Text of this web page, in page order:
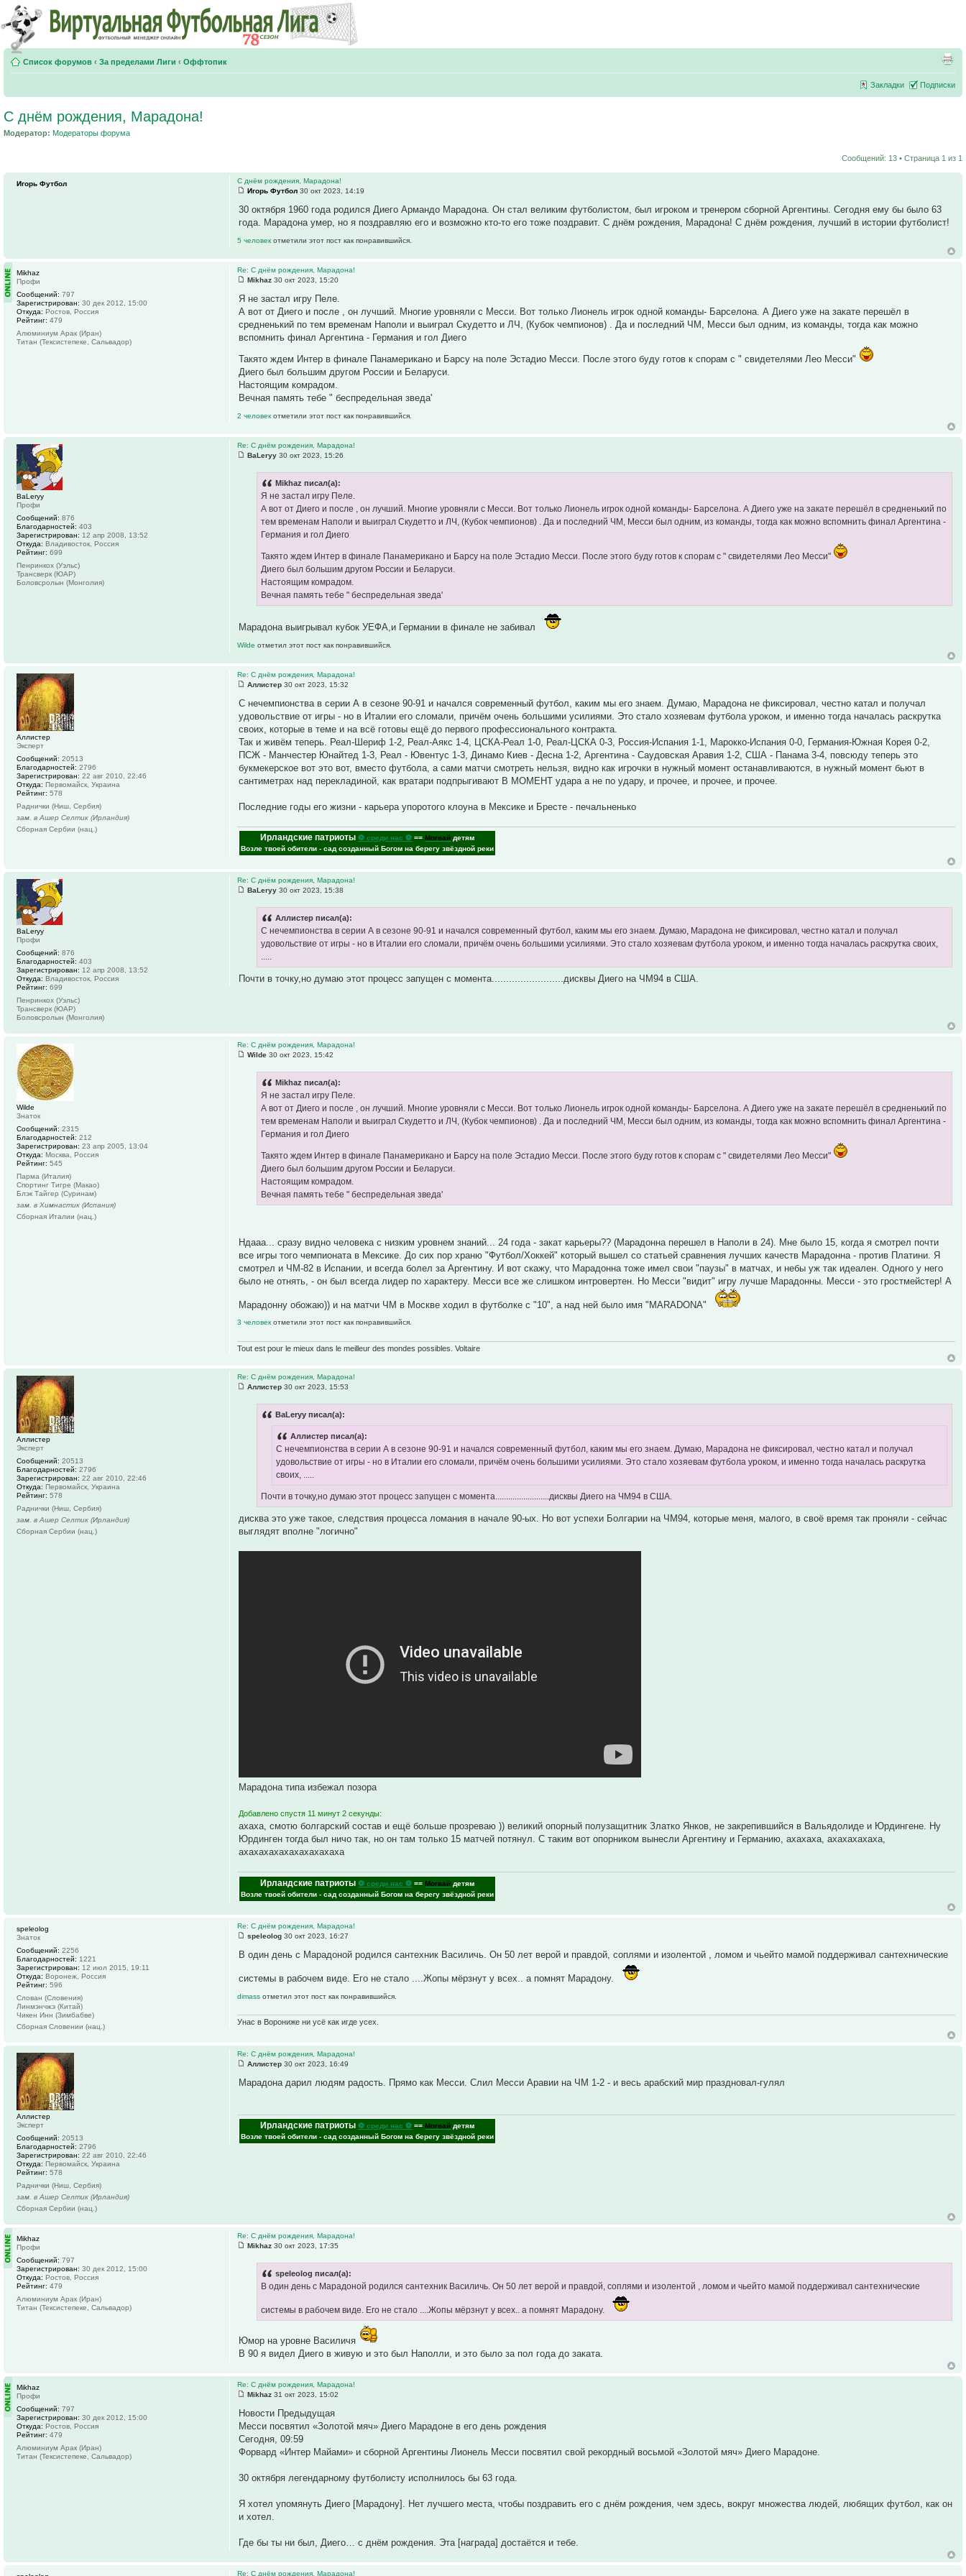
Список форумов ‹ За пределами Лиги ‹ Оффтопик
Закладки Подписки
С днём рождения, Марадона!
Модератор: Модераторы форума
Сообщений: 13 • Страница 1 из 1
С днём рождения, Марадона!
Игорь Футбол 30 окт 2023, 14:19
30 октября 1960 года родился Диего Армандо Марадона. Он стал великим футболистом, был игроком и тренером сборной Аргентины. Сегодня ему бы было 63
года. Марадона умер, но я поздравляю его и возможно кто-то его тоже поздравит. С днём рождения, Марадона! С днём рождения, лучший в истории футболист!
5 человекотметили этот пост как понравившийся.
Игорь Футбол
Re: С днём рождения, Марадона!
Mikhaz 30 окт 2023, 15:20
Я не застал игру Пеле.
А вот от Диего и после , он лучший. Многие уровняли с Месси. Вот только Лионель игрок одной команды- Барселона. А Диего уже на закате перешёл в
средненький по тем временам Наполи и выиграл Скудетто и ЛЧ, (Кубок чемпионов) . Да и последний ЧМ, Месси был одним, из команды, тогда как можно
вспомнить финал Аргентина - Германия и гол Диего
Такято ждем Интер в финале Панамерикано и Барсу на поле Эстадио Месси. После этого буду готов к спорам с " свидетелями Лео Месси"
Диего был большим другом России и Беларуси.
Настоящим комрадом.
Вечная память тебе " беспредельная зведа'
2 человекотметили этот пост как понравившийся.
Mikhaz
Профи
Сообщений: 797
Зарегистрирован: 30 дек 2012, 15:00
Откуда: Ростов, Россия
Рейтинг: 479
Алюминиум Арак (Иран)
Титан (Тексистепеке, Сальвадор)
Re: С днём рождения, Марадона!
ВаLeryy 30 окт 2023, 15:26
Mikhaz писал(а):
Я не застал игру Пеле.
А вот от Диего и после , он лучший. Многие уровняли с Месси. Вот только Лионель игрок одной команды- Барселона. А Диего уже на закате перешёл в средненький по
тем временам Наполи и выиграл Скудетто и ЛЧ, (Кубок чемпионов) . Да и последний ЧМ, Месси был одним, из команды, тогда как можно вспомнить финал Аргентина -
Германия и гол Диего
Такято ждем Интер в финале Панамерикано и Барсу на поле Эстадио Месси. После этого буду готов к спорам с " свидетелями Лео Месси"
Диего был большим другом России и Беларуси.
Настоящим комрадом.
Вечная память тебе " беспредельная зведа'
Марадона выигрывал кубок УЕФА,и Германии в финале не забивал
Wildeотметил этот пост как понравившийся.
ВаLeryy
Профи
Сообщений: 876
Благодарностей: 403
Зарегистрирован: 12 апр 2008, 13:52
Откуда: Владивосток, Россия
Рейтинг: 699
Пенринкох (Уэльс)
Трансверк (ЮАР)
Боловсролын (Монголия)
Re: С днём рождения, Марадона!
Аллистер 30 окт 2023, 15:32
С нечемпионства в серии А в сезоне 90-91 и начался современный футбол, каким мы его знаем. Думаю, Марадона не фиксировал, честно катал и получал
удовольствие от игры - но в Италии его сломали, причём очень большими усилиями. Это стало хозяевам футбола уроком, и именно тогда началась раскрутка
своих, которые в теме и на всё готовы ещё до первого профессионального контракта.
Так и живём теперь. Реал-Шериф 1-2, Реал-Аякс 1-4, ЦСКА-Реал 1-0, Реал-ЦСКА 0-3, Россия-Испания 1-1, Марокко-Испания 0-0, Германия-Южная Корея 0-2,
ПСЖ - Манчестер Юнайтед 1-3, Реал - Ювентус 1-3, Динамо Киев - Десна 1-2, Аргентина - Саудовская Аравия 1-2, США - Панама 3-4, повсюду теперь это
букмекерское вот это вот, вместо футбола, а сами матчи смотреть нельзя, видно как игрочки в нужный момент останавливаются, в нужный момент бьют в
сантиметрах над перекладиной, как вратари подпрыгивают В МОМЕНТ удара а не по удару, и прочее, и прочее, и прочее.
Последние годы его жизни - карьера упоротого клоуна в Мексике и Бресте - печальненько
Ирландские патриоты ⚽ среди нас ⚽ ==Могвай детям
Возле твоей обители - сад созданный Богом на берегу звёздной реки
Аллистер
Эксперт
Сообщений: 20513
Благодарностей: 2796
Зарегистрирован: 22 авг 2010, 22:46
Откуда: Первомайск, Украина
Рейтинг: 578
Раднички (Ниш, Сербия)
зам. в Ашер Селтик (Ирландия)
Сборная Сербии (нац.)
Re: С днём рождения, Марадона!
ВаLeryy 30 окт 2023, 15:38
Аллистер писал(а):
С нечемпионства в серии А в сезоне 90-91 и начался современный футбол, каким мы его знаем. Думаю, Марадона не фиксировал, честно катал и получал
удовольствие от игры - но в Италии его сломали, причём очень большими усилиями. Это стало хозяевам футбола уроком, и именно тогда началась раскрутка своих,
.....
Почти в точку,но думаю этот процесс запущен с момента.........................дисквы Диего на ЧМ94 в США.
ВаLeryy
Профи
Сообщений: 876
Благодарностей: 403
Зарегистрирован: 12 апр 2008, 13:52
Откуда: Владивосток, Россия
Рейтинг: 699
Пенринкох (Уэльс)
Трансверк (ЮАР)
Боловсролын (Монголия)
Re: С днём рождения, Марадона!
Wilde 30 окт 2023, 15:42
Mikhaz писал(а):
Я не застал игру Пеле.
А вот от Диего и после , он лучший. Многие уровняли с Месси. Вот только Лионель игрок одной команды- Барселона. А Диего уже на закате перешёл в средненький по
тем временам Наполи и выиграл Скудетто и ЛЧ, (Кубок чемпионов) . Да и последний ЧМ, Месси был одним, из команды, тогда как можно вспомнить финал Аргентина -
Германия и гол Диего
Такято ждем Интер в финале Панамерикано и Барсу на поле Эстадио Месси. После этого буду готов к спорам с " свидетелями Лео Месси"
Диего был большим другом России и Беларуси.
Настоящим комрадом.
Вечная память тебе " беспредельная зведа'
Ндааа... сразу видно человека с низким уровнем знаний... 24 года - закат карьеры?? (Марадонна перешел в Наполи в 24). Мне было 15, когда я смотрел почти
все игры того чемпионата в Мексике. До сих пор храню "Футбол/Хоккей" который вышел со статьей сравнения лучших качеств Марадонна - против Платини. Я
смотрел и ЧМ-82 в Испании, и всегда болел за Аргентину. И вот скажу, что Марадонна тоже имел свои "паузы" в матчах, и небы уж так идеален. Одного у него
было не отнять, - он был всегда лидер по характеру. Месси все же слишком интровертен. Но Месси "видит" игру лучше Марадонны. Месси - это гростмейстер! А
Марадонну обожаю)) и на матчи ЧМ в Москве ходил в футболке с "10", а над ней было имя "MARADONA"
3 человекотметили этот пост как понравившийся.
Tout est pour le mieux dans le meilleur des mondes possibles. Voltaire
Wilde
Знаток
Сообщений: 2315
Благодарностей: 212
Зарегистрирован: 23 апр 2005, 13:04
Откуда: Москва, Россия
Рейтинг: 545
Парма (Италия)
Спортинг Тигре (Макао)
Блэк Тайгер (Суринам)
зам. в Химнастик (Испания)
Сборная Италии (нац.)
Re: С днём рождения, Марадона!
Аллистер 30 окт 2023, 15:53
ВаLeryy писал(а):
Аллистер писал(а):
С нечемпионства в серии А в сезоне 90-91 и начался современный футбол, каким мы его знаем. Думаю, Марадона не фиксировал, честно катал и получал
удовольствие от игры - но в Италии его сломали, причём очень большими усилиями. Это стало хозяевам футбола уроком, и именно тогда началась раскрутка
своих, .....
Почти в точку,но думаю этот процесс запущен с момента.........................дисквы Диего на ЧМ94 в США.
дисква это уже такое, следствия процесса ломания в начале 90-ых. Но вот успехи Болгарии на ЧМ94, которые меня, малого, в своё время так проняли - сейчас
выглядят вполне "логично"
Марадона типа избежал позора
Добавлено спустя 11 минут 2 секунды:
ахаха, смотю болгарский состав и ещё больше прозреваю )) великий опорный полузащитник Златко Янков, не закрепившийся в Вальядолиде и Юрдингене. Ну
Юрдинген тогда был ничо так, но он там только 15 матчей потянул. С таким вот опорником вынесли Аргентину и Германию, ахахаха, ахахахахаха,
ахахахахахахахахахаха
Ирландские патриоты ⚽ среди нас ⚽ ==Могвай детям
Возле твоей обители - сад созданный Богом на берегу звёздной реки
Аллистер
Эксперт
Сообщений: 20513
Благодарностей: 2796
Зарегистрирован: 22 авг 2010, 22:46
Откуда: Первомайск, Украина
Рейтинг: 578
Раднички (Ниш, Сербия)
зам. в Ашер Селтик (Ирландия)
Сборная Сербии (нац.)
Re: С днём рождения, Марадона!
speleolog 30 окт 2023, 16:27
В один день с Марадоной родился сантехник Василичь. Он 50 лет верой и правдой, соплями и изолентой , ломом и чьейто мамой поддерживал сантехнические
системы в рабочем виде. Его не стало ....Жопы мёрзнут у всех.. а помнят Марадону.
dimassотметил этот пост как понравившийся.
Унас в Ворониже ни усё как игде усех.
speleolog
Знаток
Сообщений: 2256
Благодарностей: 1221
Зарегистрирован: 12 июл 2015, 19:11
Откуда: Воронеж, Россия
Рейтинг: 596
Слован (Словения)
Линмэнчжэ (Китай)
Чикен Инн (Зимбабве)
Сборная Словении (нац.)
Re: С днём рождения, Марадона!
Аллистер 30 окт 2023, 16:49
Марадона дарил людям радость. Прямо как Месси. Слил Месси Аравии на ЧМ 1-2 - и весь арабский мир праздновал-гулял
Ирландские патриоты ⚽ среди нас ⚽ ==Могвай детям
Возле твоей обители - сад созданный Богом на берегу звёздной реки
Аллистер
Эксперт
Сообщений: 20513
Благодарностей: 2796
Зарегистрирован: 22 авг 2010, 22:46
Откуда: Первомайск, Украина
Рейтинг: 578
Раднички (Ниш, Сербия)
зам. в Ашер Селтик (Ирландия)
Сборная Сербии (нац.)
Re: С днём рождения, Марадона!
Mikhaz 30 окт 2023, 17:35
speleolog писал(а):
В один день с Марадоной родился сантехник Василичь. Он 50 лет верой и правдой, соплями и изолентой , ломом и чьейто мамой поддерживал сантехнические
системы в рабочем виде. Его не стало ....Жопы мёрзнут у всех.. а помнят Марадону.
Юмор на уровне Василичя
В 90 я видел Диего в живую и это был Наполли, и это было за пол года до заката.
Mikhaz
Профи
Сообщений: 797
Зарегистрирован: 30 дек 2012, 15:00
Откуда: Ростов, Россия
Рейтинг: 479
Алюминиум Арак (Иран)
Титан (Тексистепеке, Сальвадор)
Re: С днём рождения, Марадона!
Mikhaz 31 окт 2023, 15:02
Новости Предыдущая
Месси посвятил «Золотой мяч» Диего Марадоне в его день рождения
Сегодня, 09:59
Форвард «Интер Майами» и сборной Аргентины Лионель Месси посвятил свой рекордный восьмой «Золотой мяч» Диего Марадоне.
30 октября легендарному футболисту исполнилось бы 63 года.
Я хотел упомянуть Диего [Марадону]. Нет лучшего места, чтобы поздравить его с днём рождения, чем здесь, вокруг множества людей, любящих футбол, как он
и хотел.
Где бы ты ни был, Диего… с днём рождения. Эта [награда] достаётся и тебе.
Mikhaz
Профи
Сообщений: 797
Зарегистрирован: 30 дек 2012, 15:00
Откуда: Ростов, Россия
Рейтинг: 479
Алюминиум Арак (Иран)
Титан (Тексистепеке, Сальвадор)
Re: С днём рождения, Марадона!